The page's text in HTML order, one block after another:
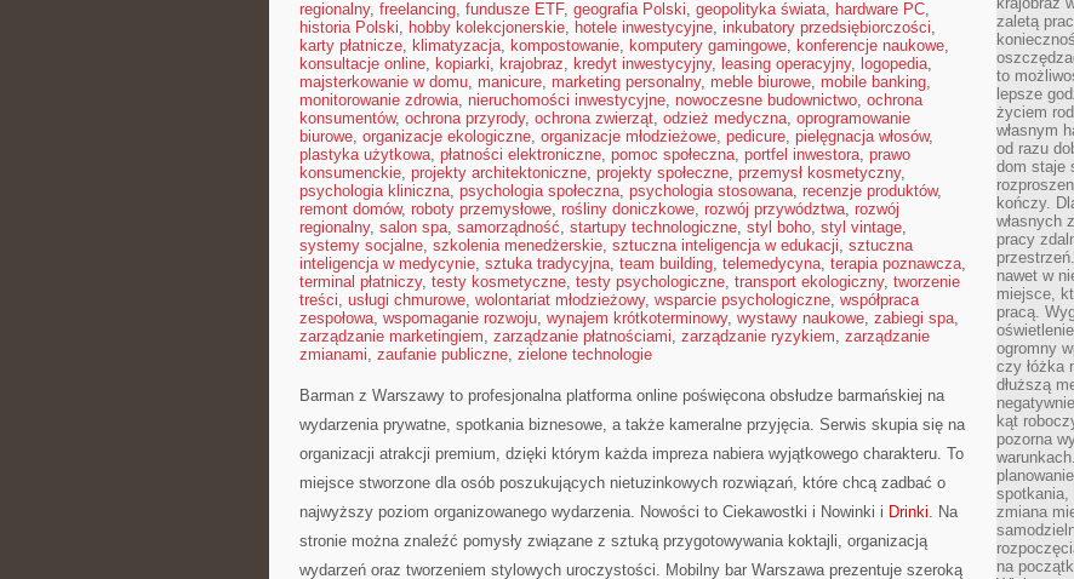
regionalny, freelancing, fundusze ETF, geografia Polski, geopolityka świata, hardware PC,
historia Polski, hobby kolekcjonerskie, hotele inwestycyjne, inkubatory przedsiębiorczości,
karty płatnicze, klimatyzacja, kompostowanie, komputery gamingowe, konferencje naukowe,
konsultacje online, kopiarki, krajobraz, kredyt inwestycyjny, leasing operacyjny, logopedia,
majsterkowanie w domu, manicure, marketing personalny, meble biurowe, mobile banking,
monitorowanie zdrowia, nieruchomości inwestycyjne, nowoczesne budownictwo, ochrona
konsumentów, ochrona przyrody, ochrona zwierząt, odzież medyczna, oprogramowanie
biurowe, organizacje ekologiczne, organizacje młodzieżowe, pedicure, pielęgnacja włosów,
plastyka użytkowa, płatności elektroniczne, pomoc społeczna, portfel inwestora, prawo
konsumenckie, projekty architektoniczne, projekty społeczne, przemysł kosmetyczny,
psychologia kliniczna, psychologia społeczna, psychologia stosowana, recenzje produktów,
remont domów, roboty przemysłowe, rośliny doniczkowe, rozwój przywództwa, rozwój
regionalny, salon spa, samorządność, startupy technologiczne, styl boho, styl vintage,
systemy socjalne, szkolenia menedżerskie, sztuczna inteligencja w edukacji, sztuczna
inteligencja w medycynie, sztuka tradycyjna, team building, telemedycyna, terapia poznawcza,
terminal płatniczy, testy kosmetyczne, testy psychologiczne, transport ekologiczny, tworzenie
treści, usługi chmurowe, wolontariat młodzieżowy, wsparcie psychologiczne, współpraca
zespołowa, wspomaganie rozwoju, wynajem krótkoterminowy, wystawy naukowe, zabiegi spa,
zarządzanie marketingiem, zarządzanie płatnościami, zarządzanie ryzykiem, zarządzanie
zmianami, zaufanie publiczne, zielone technologie
Barman z Warszawy to profesjonalna platforma online poświęcona obsłudze barmańskiej na
wydarzenia prywatne, spotkania biznesowe, a także kameralne przyjęcia. Serwis skupia się na
organizacji atrakcji premium, dzięki którym każda impreza nabiera wyjątkowego charakteru. To
miejsce stworzone dla osób poszukujących nietuzinkowych rozwiązań, które chcą zadbać o
najwyższy poziom organizowanego wydarzenia. Nowości to Ciekawostki i Nowinki i Drinki. Na
stronie można znaleźć pomysły związane z sztuką przygotowywania koktajli, organizacją
wydarzeń oraz tworzeniem stylowych uroczystości. Mobilny bar Warszawa prezentuje szeroką
zaletą
to
lepsze
życiem
własnym
od razu
dom staje
kończy.
własnych
pracy
nawet w
miejsce,
pracą.
ogromny
czy łóżka
dłuższą
kąt
pozorna
spotkania,
zmiana
na